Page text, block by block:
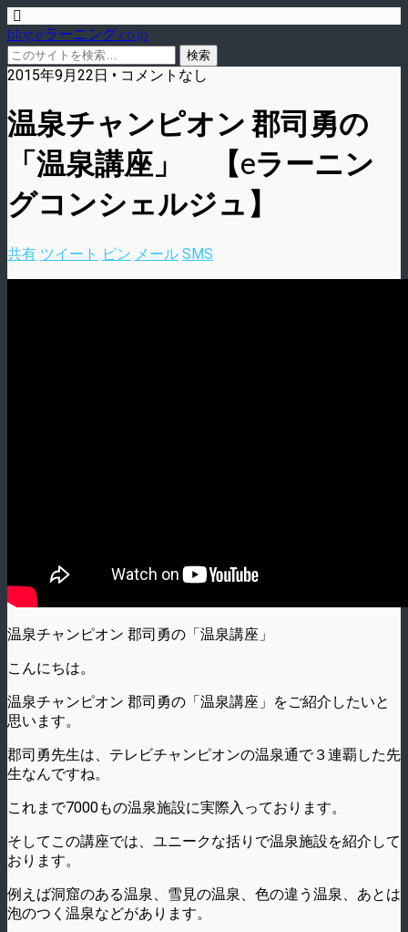
blog.eラーニング.co.jp
2015年9月22日 • コメントなし
温泉チャンピオン 郡司勇の
「温泉講座」 【eラーニン
グコンシェルジュ】
共有 ツイート ピン メール SMS
温泉チャンピオン 郡司勇の「温泉講座」
こんにちは。
温泉チャンピオン 郡司勇の「温泉講座」をご紹介したいと
思います。
郡司勇先生は、テレビチャンピオンの温泉通で３連覇した先
生なんですね。
これまで7000もの温泉施設に実際入っております。
そしてこの講座では、ユニークな括りで温泉施設を紹介して
おります。
例えば洞窟のある温泉、雪見の温泉、色の違う温泉、あとは
泡のつく温泉などがあります。